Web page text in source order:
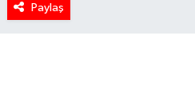
Paylaş